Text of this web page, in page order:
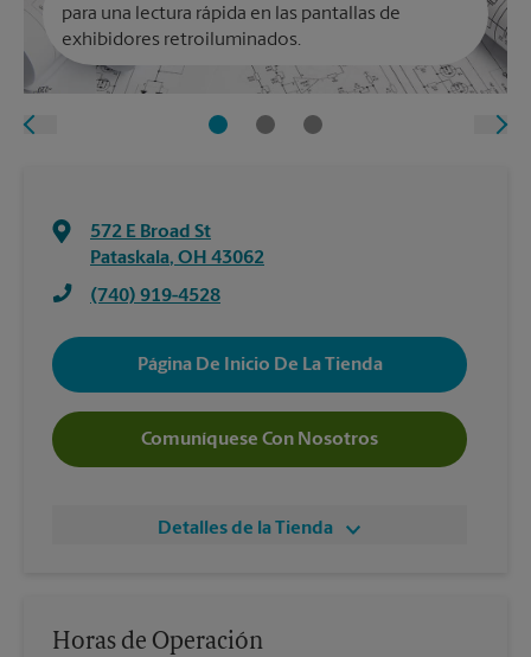
para una lectura rápida en las pantallas de
exhibidores retroiluminados.
572 E Broad St
Pataskala, OH 43062
(740) 919-4528
Página De Inicio De La Tienda
Comuníquese Con Nosotros
Detalles de la Tienda
Horas de Operación